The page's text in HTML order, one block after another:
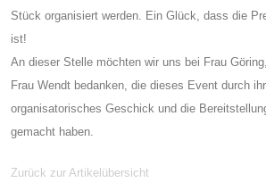
Stück organisiert werden. Ein Glück, dass die
ist!
An dieser Stelle möchten wir uns bei Frau
Frau Wendt bedanken, die dieses Event durch
organisatorisches Geschick und die
gemacht haben.
Zurück zur Artikelübersicht